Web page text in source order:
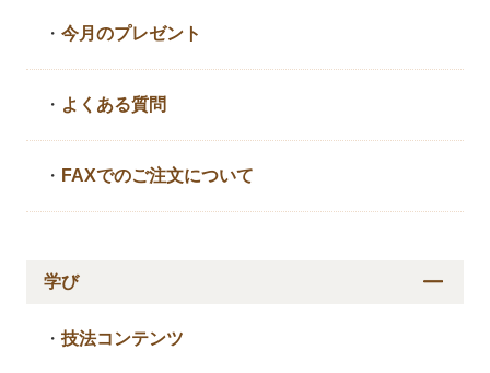
・今月のプレゼント
・ よくある質問
・ FAXでのご注文について
学び
・技法コンテンツ